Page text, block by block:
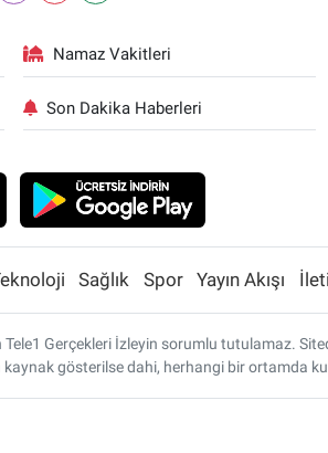
Namaz Vakitleri
Son Dakika Haberleri
Sağlık Spor Yayın Akışı
Gerçekleri İzleyin sorumlu tutulamaz.
kaynak gösterilse dahi, herhangi bir ortamda